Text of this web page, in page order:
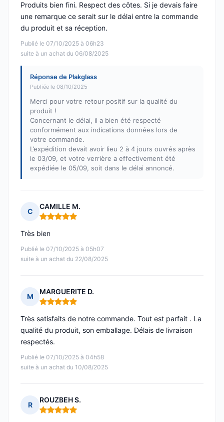
Publié le 07/10/2025 à 06h23
suite à un achat du 06/08/2025
Produits bien fini. Respect des côtes. Si je devais faire
une remarque ce serait sur le délai entre la commande
du produit et sa réception.
Réponse de Plakglass
Publiée le 08/10/2025
Merci pour votre retour positif sur la qualité du
produit !
Concernant le délai, il a bien été respecté
conformément aux indications données lors de
votre commande.
L’expédition devait avoir lieu 2 à 4 jours ouvrés après
le 03/09, et votre verrière a effectivement été
expédiée le 05/09, soit dans le délai annoncé.
C
CAMILLE M.
Note : 5 sur 5
Publié le 07/10/2025 à 05h07
suite à un achat du 22/08/2025
Très bien
M
MARGUERITE D.
Note : 5 sur 5
Publié le 07/10/2025 à 04h58
suite à un achat du 10/08/2025
Très satisfaits de notre commande. Tout est parfait . La
qualité du produit, son emballage. Délais de livraison
respectés.
R
ROUZBEH S.
Note : 5 sur 5